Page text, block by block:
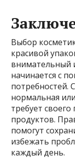
Выбор
красивой
внимательный
начинается с
потребностей.
нормальная
требует
продуктов.
помогут
избежать
каждый день.